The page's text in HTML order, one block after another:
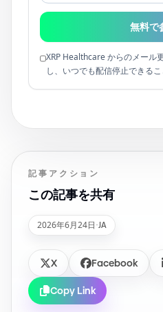
無料で
XRP Healthcare からのメール
し、いつでも配信停止できるこ
記事アクション
この記事を共有
2026年6月24日·JA
X Facebook
Copy Link